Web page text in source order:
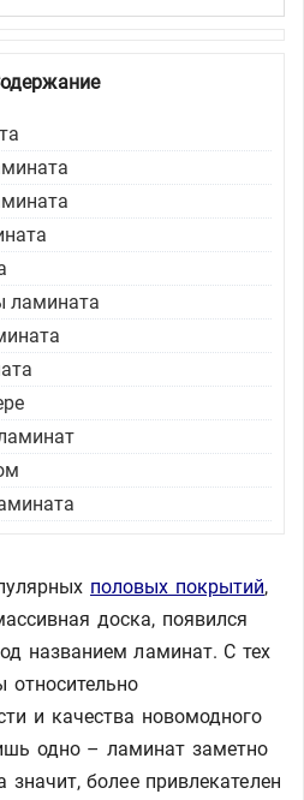
ламината
половых покрытий,
доска, появился
названием ламинат. С тех
и качества новомодного
одно – ламинат заметно
более привлекателен